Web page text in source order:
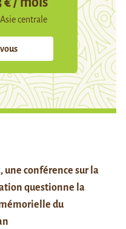
centrale
une conférence sur la
questionne la
du